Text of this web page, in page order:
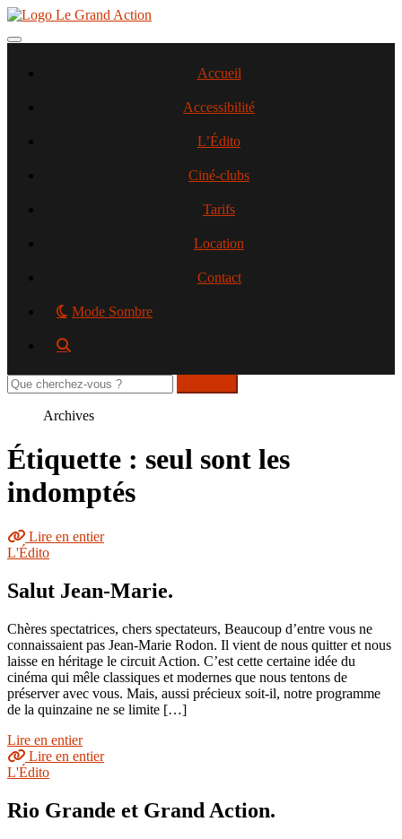
Aller
contenu
Toggle navigation
Accueil
Accessibilité
L’Édito
Ciné-clubs
Tarifs
Location
Contact
Mode Sombre
Rechercher
sur
Archives
Étiquette : seul sont les
indomptés
Lire en entier
L'Édito
Salut Jean-Marie.
Chères spectatrices, chers spectateurs, Beaucoup d’entre vous ne
connaissaient pas Jean-Marie Rodon. Il vient de nous quitter et nous
laisse en héritage le circuit Action. C’est cette certaine idée du
cinéma qui mêle classiques et modernes que nous tentons de
préserver avec vous. Mais, aussi précieux soit-il, notre programme
de la quinzaine ne se limite […]
Lire en entier
Lire en entier
L'Édito
Rio Grande et Grand Action.